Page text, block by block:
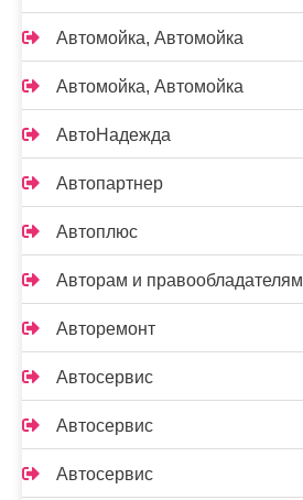
Автомойка, Автомойка
Автомойка, Автомойка
АвтоНадежда
Автопартнер
Автоплюс
Авторам и правообладателям
Авторемонт
Автосервис
Автосервис
Автосервис